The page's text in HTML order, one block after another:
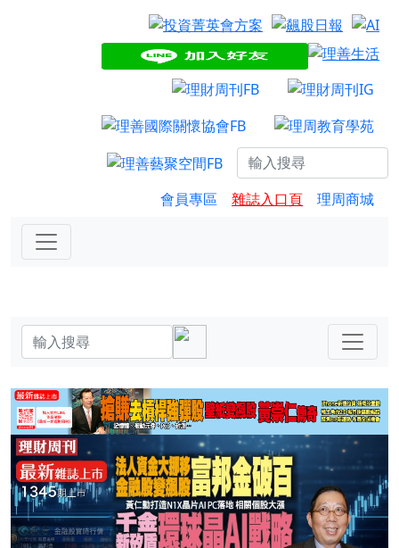
會員專區 雜誌入口頁 理周商城